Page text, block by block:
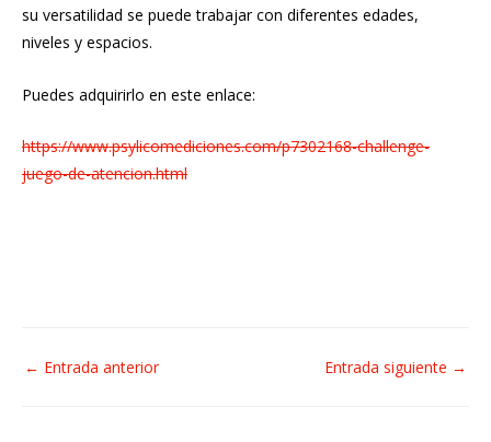
su versatilidad se puede trabajar con diferentes edades,
niveles y espacios.
Puedes adquirirlo en este enlace:
https://www.psylicomediciones.com/p7302168-challenge-
juego-de-atencion.html
Navegación
← Entrada anterior Entrada siguiente →